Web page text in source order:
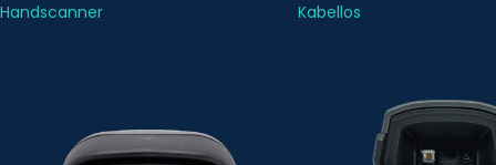
Handscanner Kabellos